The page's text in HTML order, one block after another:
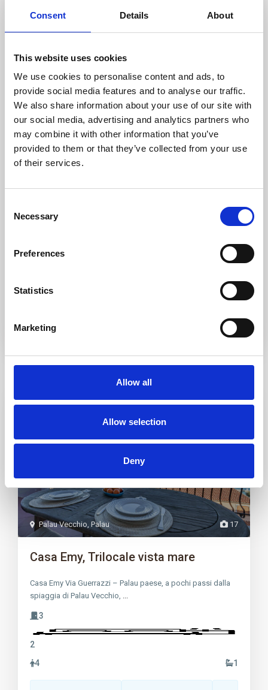
Consent Details About
This website uses cookies
We use cookies to personalise content and ads, to
provide social media features and to analyse our traffic.
We also share information about your use of our site with
our social media, advertising and analytics partners who
may combine it with other information that you’ve
provided to them or that they’ve collected from your use
of their services.
Selection
Necessary
Preferences
Statistics
Marketing
Allow all
Allow selection
Deny
17
Palau Vecchio,Palau
Casa Emy, Trilocale vista mare
Casa Emy Via Guerrazzi – Palau paese, a pochi passi dalla
spiaggia di Palau Vecchio, ...
3
2
4
1